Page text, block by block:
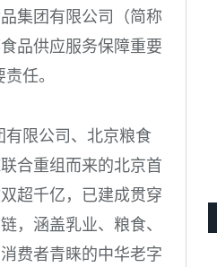
集团有限公司（简称
品供应服务保障重要
任。
限公司、北京粮食
合重组而来的北京首
超千亿，已建成贯穿
，涵盖乳业、粮食、
费者青睐的中华老字